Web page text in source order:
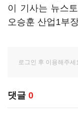
이 기사는 뉴스
오승훈 산업1부
댓글 0